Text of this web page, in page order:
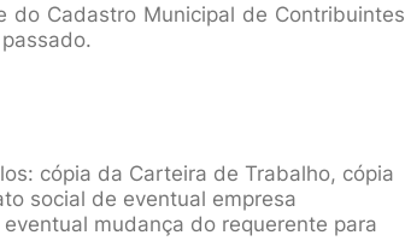
Cadastro Municipal de Contribuintes
cópia da Carteira de Trabalho, cópia
social de eventual empresa
mudança do requerente para